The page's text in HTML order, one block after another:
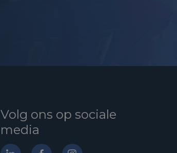
Volg ons op sociale
media